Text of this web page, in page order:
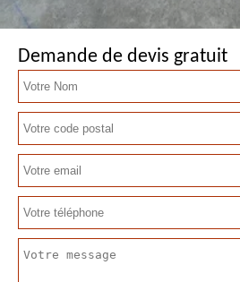
Demande de devis gratuit